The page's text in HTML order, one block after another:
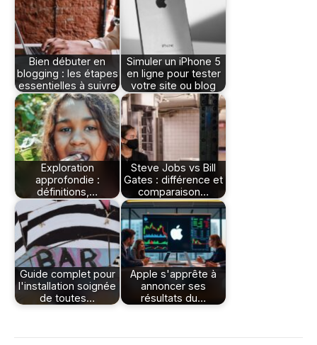
Bien débuter en
blogging : les étapes
essentielles à suivre
Simuler un iPhone 5
en ligne pour tester
votre site ou blog
Exploration
approfondie :
définitions,…
Steve Jobs vs Bill
Gates : différence et
comparaison…
Guide complet pour
l'installation soignée
de toutes…
Apple s'apprête à
annoncer ses
résultats du…